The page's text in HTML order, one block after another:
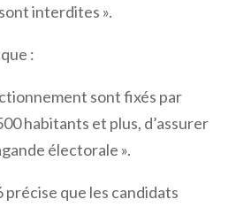
interdites ».
:
sont fixés par
habitants et plus, d’assurer
électorale ».
précise que les candidats